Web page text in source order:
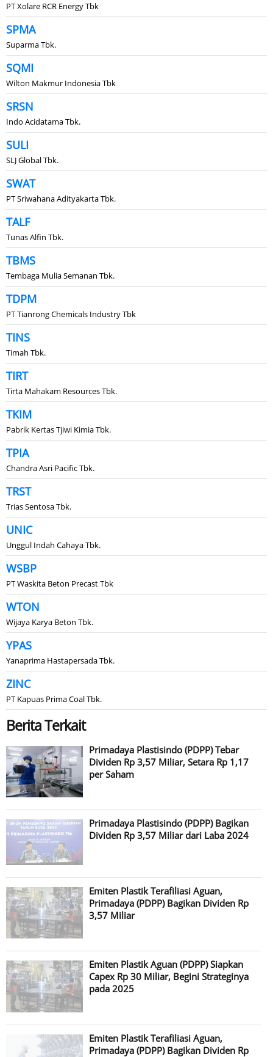
PT Xolare RCR Energy Tbk
SPMA
Suparma Tbk.
SQMI
Wilton Makmur Indonesia Tbk
SRSN
Indo Acidatama Tbk.
SULI
SLJ Global Tbk.
SWAT
PT Sriwahana Adityakarta Tbk.
TALF
Tunas Alfin Tbk.
TBMS
Tembaga Mulia Semanan Tbk.
TDPM
PT Tianrong Chemicals Industry Tbk
TINS
Timah Tbk.
TIRT
Tirta Mahakam Resources Tbk.
TKIM
Pabrik Kertas Tjiwi Kimia Tbk.
TPIA
Chandra Asri Pacific Tbk.
TRST
Trias Sentosa Tbk.
UNIC
Unggul Indah Cahaya Tbk.
WSBP
PT Waskita Beton Precast Tbk
WTON
Wijaya Karya Beton Tbk.
YPAS
Yanaprima Hastapersada Tbk.
ZINC
PT Kapuas Prima Coal Tbk.
Berita Terkait
Primadaya Plastisindo (PDPP) Tebar
Dividen Rp 3,57 Miliar, Setara Rp 1,17
per Saham
Primadaya Plastisindo (PDPP) Bagikan
Dividen Rp 3,57 Miliar dari Laba 2024
Emiten Plastik Terafiliasi Aguan,
Primadaya (PDPP) Bagikan Dividen Rp
3,57 Miliar
Emiten Plastik Aguan (PDPP) Siapkan
Capex Rp 30 Miliar, Begini Strateginya
pada 2025
Emiten Plastik Terafiliasi Aguan,
Primadaya (PDPP) Bagikan Dividen Rp